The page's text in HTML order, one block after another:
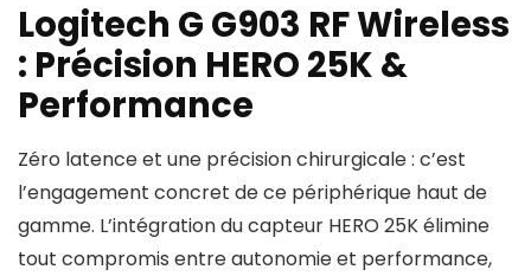
Logitech G G903 RF Wireless
: Précision HERO 25K &
Performance
Zéro latence et une précision chirurgicale : c’est
l’engagement concret de ce périphérique haut de
gamme. L’intégration du capteur HERO 25K élimine
tout compromis entre autonomie et performance,